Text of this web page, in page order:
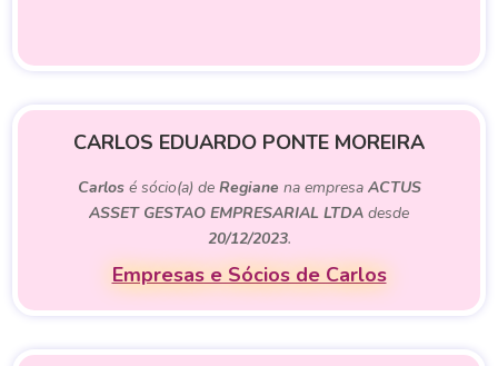
CARLOS EDUARDO PONTE MOREIRA
Carlosé sócio(a) de Regiane na empresa ACTUS
ASSET GESTAO EMPRESARIAL LTDA desde
20/12/2023.
Empresas e Sócios de Carlos